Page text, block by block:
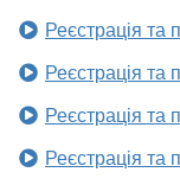
Реєстрація та
Реєстрація та
Реєстрація та
Реєстрація та